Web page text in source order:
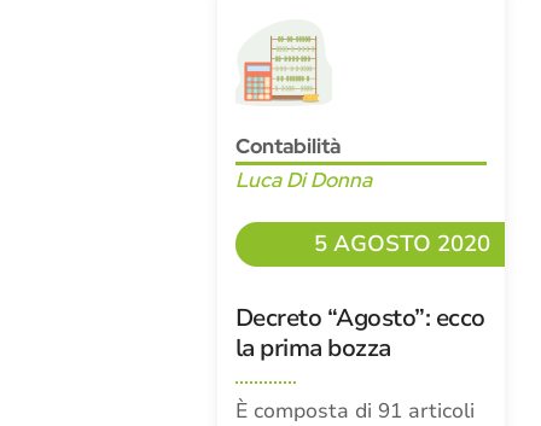
Contabilità
Luca Di Donna
5 AGOSTO 2020
Decreto “Agosto”: ecco
la prima bozza
È composta di 91 articoli